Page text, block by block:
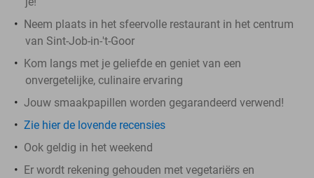
Neem plaats in het sfeervolle restaurant in het centrum
van Sint-Job-in-'t-Goor
Kom langs met je geliefde en geniet van een
onvergetelijke, culinaire ervaring
Jouw smaakpapillen worden gegarandeerd verwend!
Zie hier de lovende recensies
Ook geldig in het weekend
Er wordt rekening gehouden met vegetariërs en